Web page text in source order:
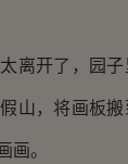
开了，园子
山，将画板
画。